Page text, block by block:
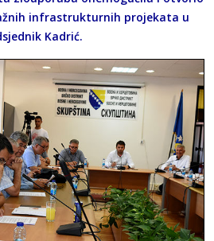
infrastrukturnih projekata u
Kadrić.